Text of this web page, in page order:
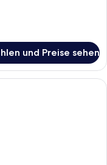
und Preise sehen
mit einem